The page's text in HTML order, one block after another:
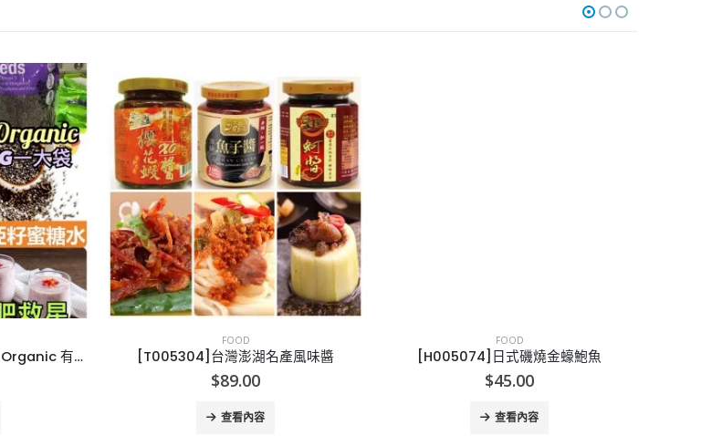
[A005073]澳洲Absolute Organic 有機奇亞籽1.5KG
FOOD
[T005304]台灣澎湖名產風味醬
$89.00
查看內容
FOOD
[H005074]日式磯燒金蠔鮑魚
$45.00
查看內容